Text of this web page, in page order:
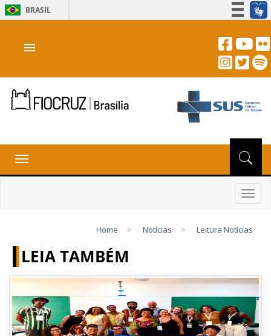
BRASIL
Acesso à informação
Canais
menu
Toggle
navigation
Home > Notícias > Leitura Notícias
LEIA TAMBÉM